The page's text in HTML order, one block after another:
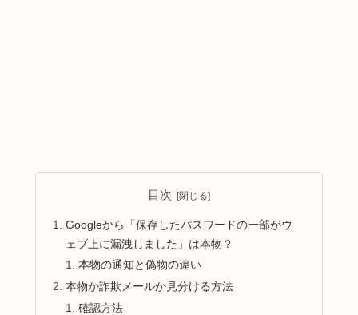
目次
Googleから「保存したパスワードの一部がウ
ェブ上に漏洩しました」は本物？
本物の通知と偽物の違い
本物か詐欺メールか見分ける方法
確認方法